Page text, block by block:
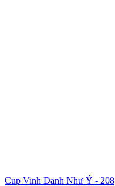
Cup Vinh Danh Như Ý - 208